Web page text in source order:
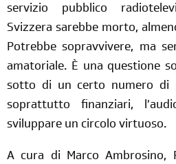
servizio pubblico
Svizzera sarebbe morto,
Potrebbe sopravvivere, ma
amatoriale. È una questione
sotto di un certo numero di
soprattutto finanziari,
sviluppare un circolo virtuoso.
A cura di Marco Ambrosino,